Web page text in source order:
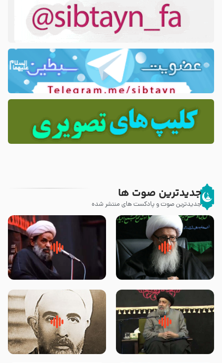
جدیدترین صوت ها
جدیدترین صوت و پادکست های منتشر شده
زوّار اربعین امام حسین (علیه
السلام) با این اشتیاق به زیارت
روضه جانسوز پاره های جگر امام
حسن مجتبی علیه السلام-حجت
لقب حضرت رقیه سلام الله علیها به
چه معناست – حجت الاسلام علوی
روضه‌ی مجلس یزید ملعون و
اسارت اهل‌بیت علیهم‌السلام –